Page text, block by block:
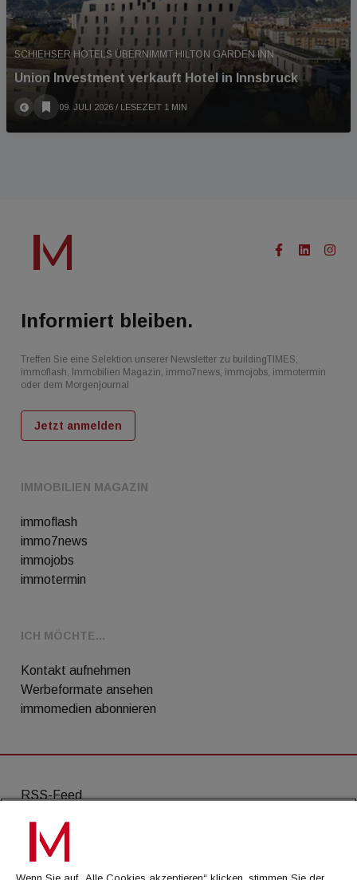
SCHIEHSER HOTELS ÜBERNIMMT HILTON GARDEN INN
Union Investment verkauft Hotel in Innsbruck
09. JULI 2026 / LESEZEIT 1 MIN
IMMOBILIEN MAGAZIN
immoflash
immo7news
immojobs
immotermin
ICH MÖCHTE...
Kontakt aufnehmen
Werbeformate ansehen
immomedien abonnieren
Informiert bleiben.
Treffen Sie eine Selektion unserer Newsletter zu buildingTIMES,
immoflash, Immobilien Magazin, immo7news, immojobs, immotermin
oder dem Morgenjournal
Jetzt anmelden
RSS-Feed
AGB
Datenschutz